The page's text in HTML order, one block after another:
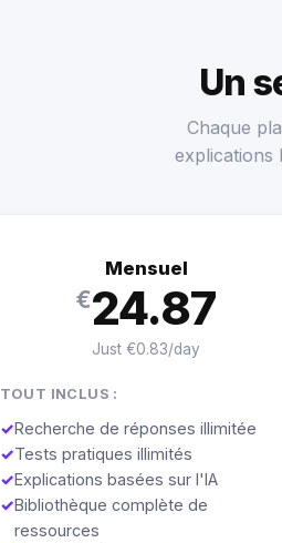
Un
Chaque
explications
Mensuel
€24.87
Just €0.83/day
TOUT INCLUS :
✓Recherche de réponses illimitée
✓Tests pratiques illimités
✓Explications basées sur l'IA
✓Bibliothèque complète de
ressources